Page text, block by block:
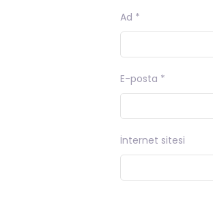
Ad *
E-posta *
İnternet sitesi